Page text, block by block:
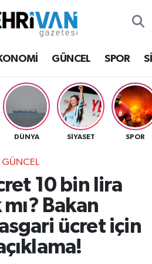
GÜNCEL SPOR
DÜNYA SİYASET SPOR
GÜNCEL
10 bin lira
Bakan
ücret için
Haritası
ve Fikstür